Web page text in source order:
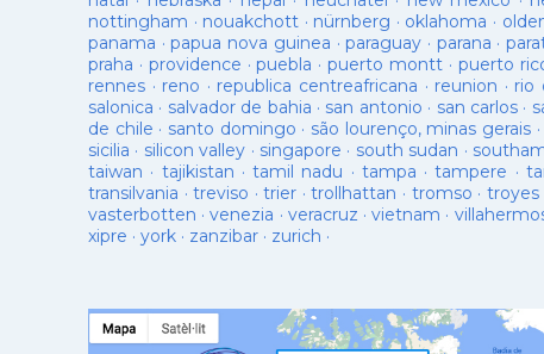
nottingham · nouakchott · nürnberg · oklahoma ·
panama ·papua nova guinea ·paraguay · parana ·
praha · providence ·puebla ·puerto montt · puerto
rennes · reno · republica centreafricana · reunion · rio
salonica · salvador de bahia · san antonio · san carlos ·
de chile · santo domingo · são lourenço, minas gerais·
sicilia · silicon valley · singapore · south sudan ·
taiwan · tajikistan ·tamil nadu · tampa ·tampere ·
transilvania ·treviso ·trier ·trollhattan · tromso · troyes
vasterbotten ·venezia · veracruz ·vietnam ·
xipre · york · zanzibar · zurich ·